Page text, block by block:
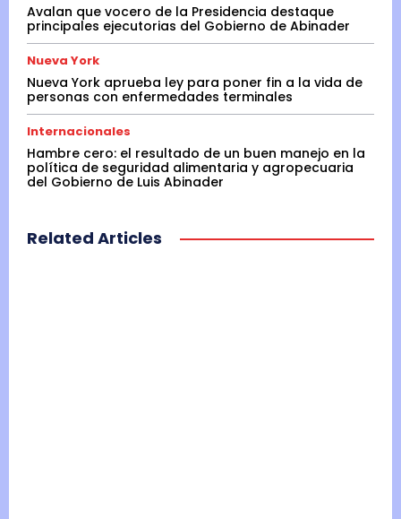
Avalan que vocero de la Presidencia destaque
principales ejecutorias del Gobierno de Abinader
Nueva York
Nueva York aprueba ley para poner fin a la vida de
personas con enfermedades terminales
Internacionales
Hambre cero: el resultado de un buen manejo en la
política de seguridad alimentaria y agropecuaria
del Gobierno de Luis Abinader
Related Articles